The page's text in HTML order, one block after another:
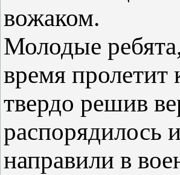
вожаком.
Молодые
время пролетит
твердо решив
распорядилось
направили в